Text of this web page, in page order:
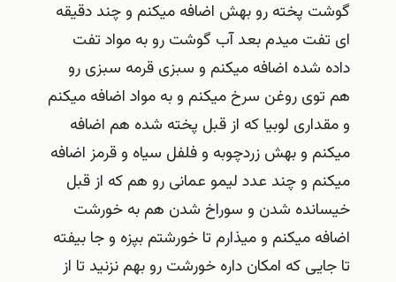
گوشت پخته رو بهش اضافه میکنم و چند دقیقه
ای تفت میدم بعد آب گوشت رو به مواد تفت
داده شده اضافه میکنم و سبزی قرمه سبزی رو
هم توی روغن سرخ میکنم و به مواد اضافه میکنم
و مقداری لوبیا که از قبل پخته شده هم اضافه
میکنم و بهش زردچوبه و فلفل سیاه و قرمز اضافه
میکنم و چند عدد لیمو عمانی رو هم که از قبل
خیسانده شدن و سوراخ شدن هم به خورشت
اضافه میکنم و میذارم تا خورشتم بپزه و جا بیفته
تا جایی که امکان داره خورشت رو بهم نزنید تا از